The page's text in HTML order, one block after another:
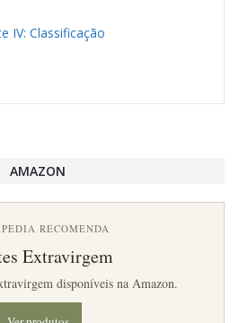
IV: Classificação
AMAZON
RECOMENDA
Extravirgem
disponíveis na Amazon.